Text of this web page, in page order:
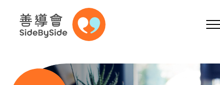
跳到内容（按回车键）
A A A EN